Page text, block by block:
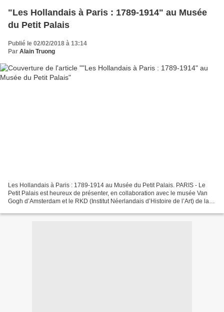
"Les Hollandais à Paris : 1789-1914" au Musée
du Petit Palais
Publié le 02/02/2018 à 13:14
Par Alain Truong
Les Hollandais à Paris : 1789-1914 au Musée du Petit Palais. PARIS - Le
Petit Palais est heureux de présenter, en collaboration avec le musée Van
Gogh d’Amsterdam et le RKD (Institut Néerlandais d’Histoire de l’Art) de la